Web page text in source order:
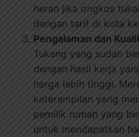
heran jika ongkos
dengan tarif di kota
Pengalaman dan
Tukang yang sudah
dengan hasil kerja
harga lebih tinggi.
keterampilan yang
pemilik rumah yang
untuk mendapatkan